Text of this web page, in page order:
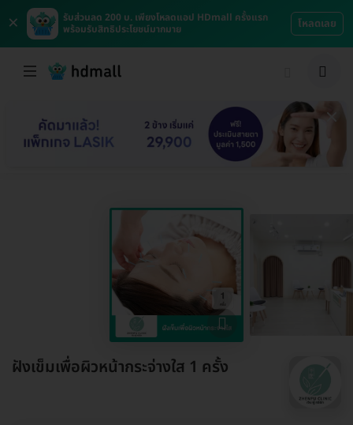
×
รับส่วนลด 200 บ. เพียงโหลดแอป HDmall ครั้งแรก
พร้อมรับสิทธิประโยชน์มากมาย
โหลดเลย
ฝังเข็มเพื่อผิวหน้ากระจ่างใส 1 ครั้ง